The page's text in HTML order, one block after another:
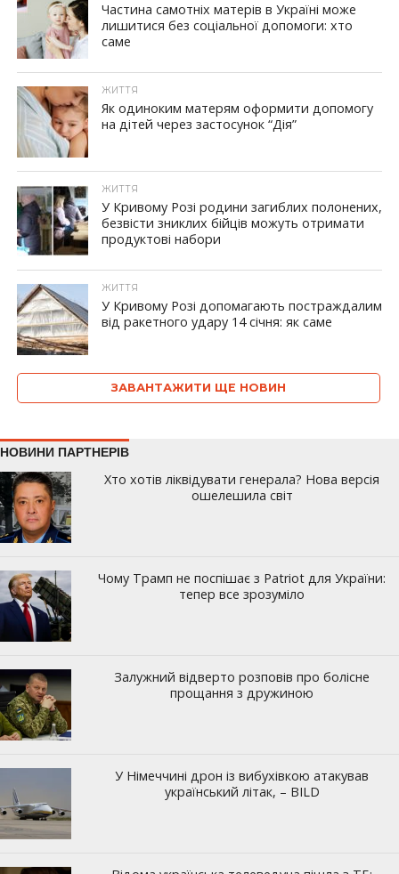
Частина самотніх матерів в Україні може
лишитися без соціальної допомоги: хто
саме
ЖИТТЯ
Як одиноким матерям оформити допомогу
на дітей через застосунок “Дія”
ЖИТТЯ
У Кривому Розі родини загиблих полонених,
безвісти зниклих бійців можуть отримати
продуктові набори
ЖИТТЯ
У Кривому Розі допомагають постраждалим
від ракетного удару 14 січня: як саме
ЗАВАНТАЖИТИ ЩЕ НОВИН